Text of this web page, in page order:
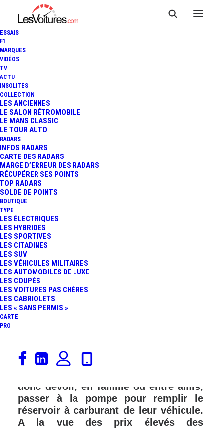
ESSAIS
F1
MARQUES
VIDÉOS
TV
ACTU
INSOLITES
COLLECTION
LES ANCIENNES
LE SALON RÉTROMOBILE
LE MANS CLASSIC
LE TOUR AUTO
RADARS
INFOS RADARS
CARTE DES RADARS
MARGE D’ERREUR DES RADARS
RÉCUPÉRER SES POINTS
TOP RADARS
SOLDE DE POINTS
BOUTIQUE
TYPE
LES ÉLECTRIQUES
LES HYBRIDES
LES SPORTIVES
LES CITADINES
LES SUV
LES VÉHICULES MILITAIRES
LES AUTOMOBILES DE LUXE
LES COUPÉS
LES VOITURES PAS CHÈRES
LES CABRIOLETS
LES « SANS PERMIS »
CARTE
PRO
COÛTANT DANS LES
STATIONS-SERVICE
2 Minutes
Le grand chassé-croisé des vacances
d’été 2022, c’est pour dans quelques
donc devoir, en famille ou entre amis,
passer à la pompe pour remplir le
réservoir à carburant de leur véhicule.
A la vue des prix élevés des